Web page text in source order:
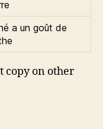
a un goût de
copy on other